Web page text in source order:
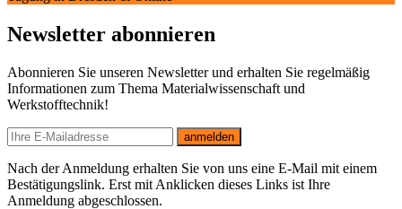
Newsletter abonnieren
Abonnieren Sie unseren Newsletter und erhalten Sie regelmäßig
Informationen zum Thema Materialwissenschaft und
Werkstofftechnik!
E-mail
anmelden
Nach der Anmeldung erhalten Sie von uns eine E-Mail mit einem
Bestätigungslink. Erst mit Anklicken dieses Links ist Ihre
Anmeldung abgeschlossen.